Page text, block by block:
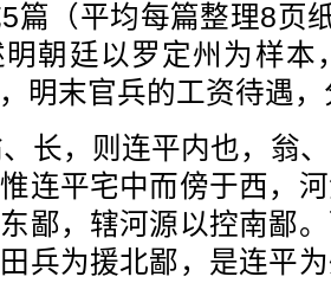
篇（平均每篇整理8页
朝廷以罗定州为样本
明末官兵的工资待遇
，则连平内也，翁、
连平宅中而傍于西，
鄙，辖河源以控南鄙
兵为援北鄙，是连平